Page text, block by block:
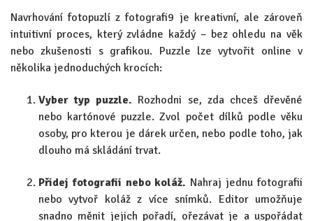
Navrhování fotopuzlí z fotografi9 je kreativní, ale zároveň
intuitivní proces, který zvládne každý – bez ohledu na věk
nebo zkušenosti s grafikou. Puzzle lze vytvořit online v
několika jednoduchých krocích:
Vyber typ puzzle. Rozhodni se, zda chceš dřevěné
nebo kartónové puzzle. Zvol počet dílků podle věku
osoby, pro kterou je dárek určen, nebo podle toho, jak
dlouho má skládání trvat.
Přidej fotografii nebo koláž. Nahraj jednu fotografii
nebo vytvoř koláž z více snímků. Editor umožňuje
snadno měnit jejich pořadí, ořezávat je a uspořádat